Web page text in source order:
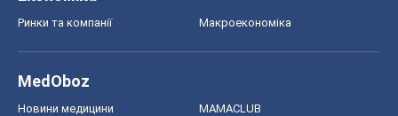
Ринки та компанії Макроекономіка
MedOboz
Новини медицини MAMACLUB